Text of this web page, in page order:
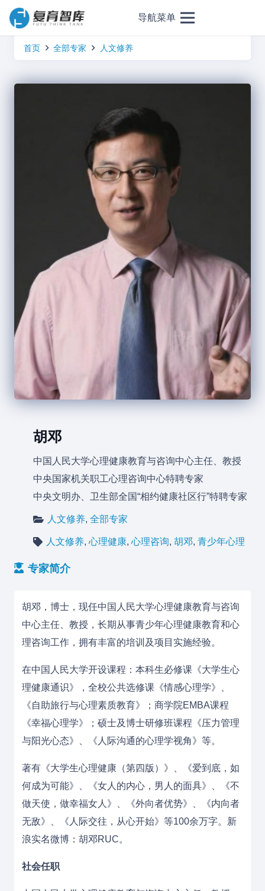
导航菜单
首页 全部专家 人文修养
胡邓
中国人民大学心理健康教育与咨询中心主任、教授
中央国家机关职工心理咨询中心特聘专家
中央文明办、卫生部全国“相约健康社区行”特聘专家
人文修养,全部专家
人文修养,心理健康,心理咨询,胡邓,青少年心理
专家简介
胡邓，博士，现任中国人民大学心理健康教育与咨询
中心主任、教授，长期从事青少年心理健康教育和心
理咨询工作，拥有丰富的培训及项目实施经验。
在中国人民大学开设课程：本科生必修课《大学生心
理健康通识》，全校公共选修课《情感心理学》、
《自助旅行与心理素质教育》；商学院EMBA课程
《幸福心理学》；硕士及博士研修班课程《压力管理
与阳光心态》、《人际沟通的心理学视角》等。
著有《大学生心理健康（第四版）》、《爱到底，如
何成为可能》、《女人的内心，男人的面具》、《不
做天使，做幸福女人》、《外向者优势》、《内向者
无敌》、《人际交往，从心开始》等100余万字。新
浪实名微博：胡邓RUC。
社会任职